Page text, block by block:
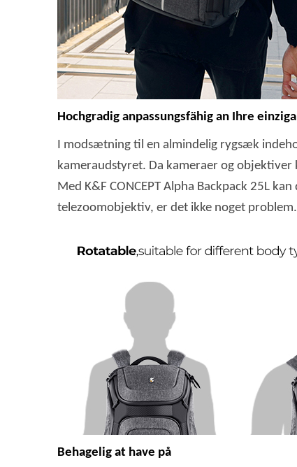
Hochgradig anpassungsfähig an Ihre
I modsætning til en almindelig rygsæk
kameraudstyret. Da kameraer og
Med K&F CONCEPT Alpha Backpack 25L
telezoomobjektiv, er det ikke noget
Behagelig at have på